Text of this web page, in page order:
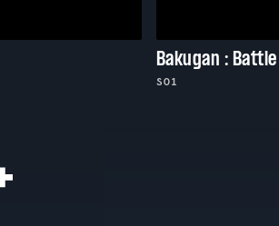
Bakugan :
S01